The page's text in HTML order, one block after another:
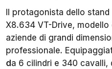
Il protagonista dello
X8.634 VT-Drive,
aziende di grandi
professionale.
d a 6 cilindri e 340 cavalli,